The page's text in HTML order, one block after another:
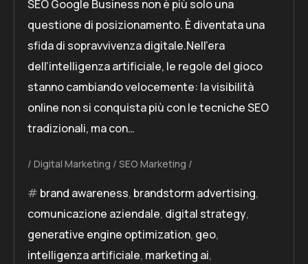
SEO Google Business non è più solo una
questione di posizionamento. È diventata una
sfida di sopravvivenza digitale.Nell’era
dell’intelligenza artificiale, le regole del gioco
stanno cambiando velocemente: la visibilità
online non si conquista più con le tecniche SEO
tradizionali, ma con…
Digital Marketing SEO Marketing
brand awareness, brandstorm advertising,
comunicazione aziendale, digital strategy,
generative engine optimization, geo,
intelligenza artificiale, marketing ai,